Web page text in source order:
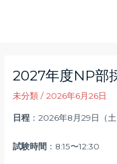
2027年度NP部
未分類 /2026年6月26日
日程 ：2026年8月29日（土
試験時間 ：8:15〜12:30